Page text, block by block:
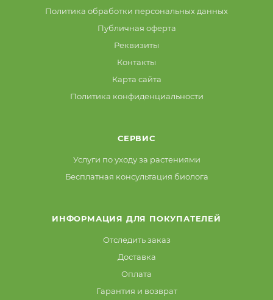
Политика обработки персональных данных
Публичная оферта
Реквизиты
Контакты
Карта сайта
Политика конфиденциальности
СЕРВИС
Услуги по уходу за растениями
Бесплатная консультация биолога
ИНФОРМАЦИЯ ДЛЯ ПОКУПАТЕЛЕЙ
Отследить заказ
Доставка
Оплата
Гарантия и возврат